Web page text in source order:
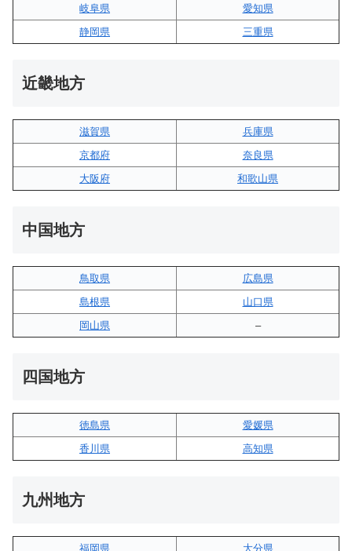
岐阜県
愛知県
静岡県
三重県
近畿地方
滋賀県
兵庫県
京都府
奈良県
大阪府
和歌山県
中国地方
鳥取県
広島県
島根県
山口県
岡山県
–
四国地方
徳島県
愛媛県
香川県
高知県
九州地方
福岡県 大分県